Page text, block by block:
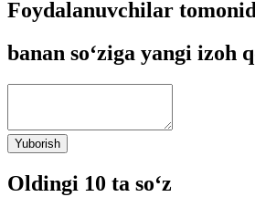
Foydalanuvchilar
banan so‘ziga yangi izoh
Yuborish
Oldingi 10 ta so‘z